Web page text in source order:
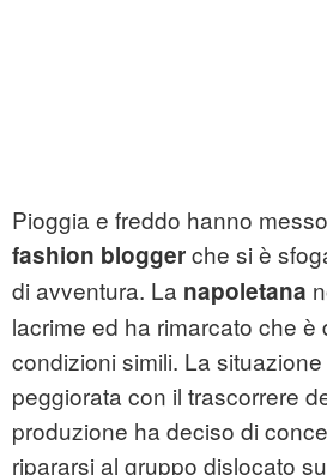
Pioggia e freddo hanno
fashion bloggerche si è
di avventura. La napoletana
lacrime ed ha rimarcato che è
condizioni simili. La
peggiorata con il trascorrere
produzione ha deciso di
ripararsi al gruppo dislocato